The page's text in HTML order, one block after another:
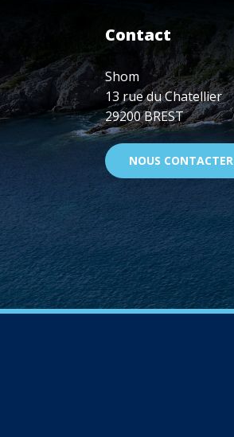
Contact
Shom
13 rue du Chatellier
29200 BREST
NOUS CONTACTER